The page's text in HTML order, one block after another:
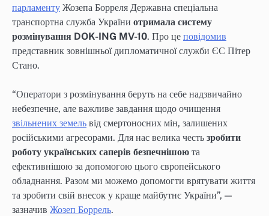
парламенту Жозепа Борреля Державна спеціальна
транспортна служба України отримала систему
розмінування DOK-ING MV-10. Про це повідомив
представник зовнішньої дипломатичної служби ЄС Пітер
Стано.
“Оператори з розмінування беруть на себе надзвичайно
небезпечне, але важливе завдання щодо очищення
звільнених земель від смертоносних мін, залишених
російськими агресорами. Для нас велика честь зробити
роботу українських саперів безпечнішою та
ефективнішою за допомогою цього європейського
обладнання. Разом ми можемо допомогти врятувати життя
та зробити свій внесок у краще майбутнє України”, —
зазначив Жозеп Боррель.